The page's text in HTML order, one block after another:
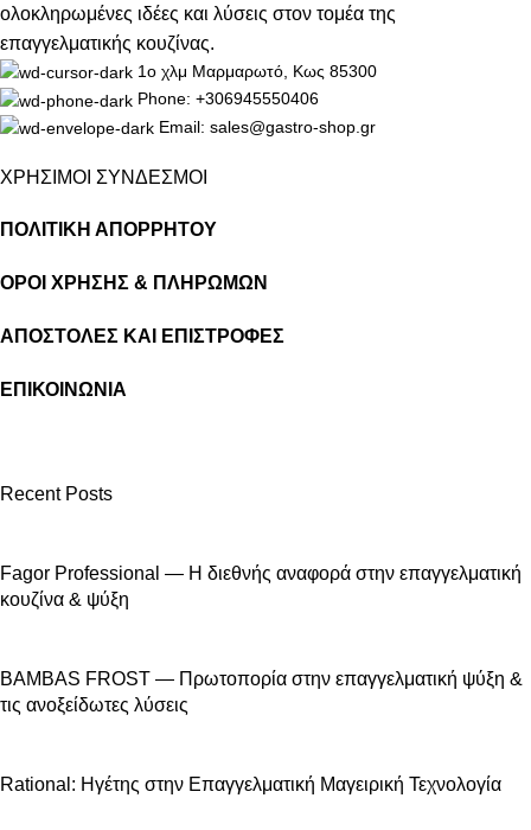
ολοκληρωμένες ιδέες και λύσεις στον τομέα της
επαγγελματικής κουζίνας.
1ο χλμ Μαρμαρωτό, Κως 85300
Phone: +306945550406
Email: sales@gastro-shop.gr
ΧΡΗΣΙΜΟΙ ΣΥΝΔΕΣΜΟΙ
ΠΟΛΙΤΙΚΗ ΑΠΟΡΡΗΤΟΥ
ΟΡΟΙ ΧΡΗΣΗΣ & ΠΛΗΡΩΜΩΝ
ΑΠΟΣΤΟΛΕΣ ΚΑΙ ΕΠΙΣΤΡΟΦΕΣ
ΕΠΙΚΟΙΝΩΝΙΑ
Recent Posts
Fagor Professional — Η διεθνής αναφορά στην επαγγελματική
κουζίνα & ψύξη
BAMBAS FROST — Πρωτοπορία στην επαγγελματική ψύξη &
τις ανοξείδωτες λύσεις
Rational: Ηγέτης στην Επαγγελματική Μαγειρική Τεχνολογία